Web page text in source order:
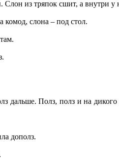
из тряпок сшит, а внутри у
комод, слона – под стол.
дальше. Полз, полз и на
дополз.